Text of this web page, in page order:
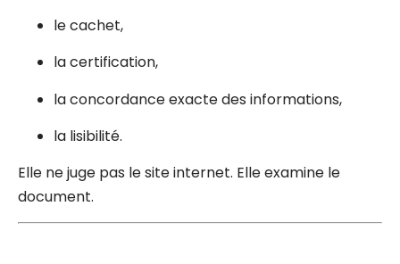
le cachet,
la certification,
la concordance exacte des informations,
la lisibilité.
Elle ne juge pas le site internet. Elle examine le
document.